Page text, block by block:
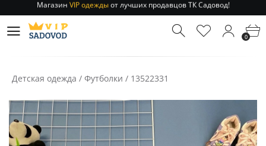
Отправление заказа 1-3 дняпо РФ и МСК!
Магазин
от лучших продавцов ТК Садовод!
Отправление заказа 1-3 дня
по РФ и МСК! 0
Детская одежда / Футболки / 13522331